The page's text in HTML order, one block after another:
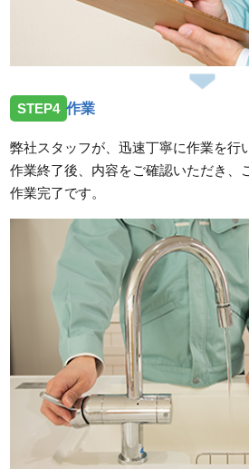
STEP4 作業
弊社スタッフが、迅速丁寧に作業を行
作業終了後、内容をご確認いただき、
作業完了です。